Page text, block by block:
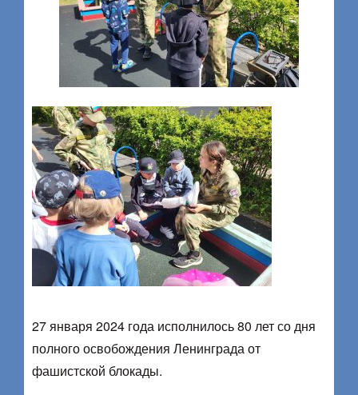
27 января 2024 года исполнилось 80 лет со дня
полного освобождения Ленинграда от
фашистской блокады.